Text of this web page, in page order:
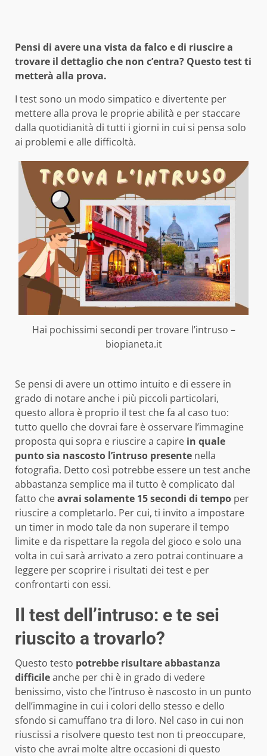
Pensi di avere una vista da falco e di riuscire a
trovare il dettaglio che non c’entra? Questo test ti
metterà alla prova.
I test sono un modo simpatico e divertente per
mettere alla prova le proprie abilità e per staccare
dalla quotidianità di tutti i giorni in cui si pensa solo
ai problemi e alle difficoltà.
Hai pochissimi secondi per trovare l’intruso –
biopianeta.it
Se pensi di avere un ottimo intuito e di essere in
grado di notare anche i più piccoli particolari,
questo allora è proprio il test che fa al caso tuo:
tutto quello che dovrai fare è osservare l’immagine
proposta qui sopra e riuscire a capire in quale
punto sia nascosto l’intruso presente nella
fotografia. Detto così potrebbe essere un test anche
abbastanza semplice ma il tutto è complicato dal
fatto cheavrai solamente 15 secondi di tempo per
riuscire a completarlo. Per cui, ti invito a impostare
un timer in modo tale da non superare il tempo
limite e da rispettare la regola del gioco e solo una
volta in cui sarà arrivato a zero potrai continuare a
leggere per scoprire i risultati dei test e per
confrontarti con essi.
Il test dell’intruso: e te sei
riuscito a trovarlo?
Questo testo potrebbe risultare abbastanza
difficileanche per chi è in grado di vedere
benissimo, visto che l’intruso è nascosto in un punto
dell’immagine in cui i colori dello stesso e dello
sfondo si camuffano tra di loro. Nel caso in cui non
riuscissi a risolvere questo test non ti preoccupare,
visto che avrai molte altre occasioni di questo